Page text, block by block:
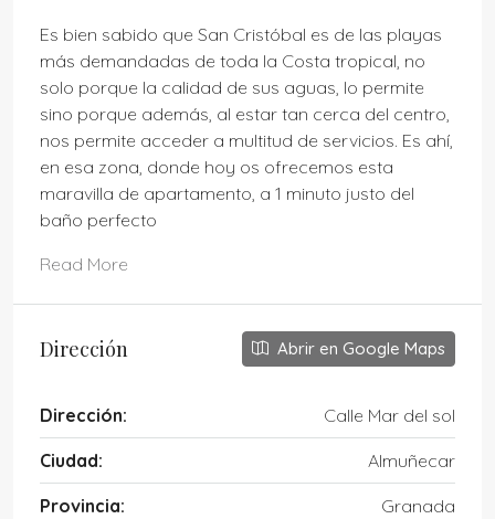
Es bien sabido que San Cristóbal es de las playas
más demandadas de toda la Costa tropical, no
solo porque la calidad de sus aguas, lo permite
sino porque además, al estar tan cerca del centro,
nos permite acceder a multitud de servicios. Es ahí,
en esa zona, donde hoy os ofrecemos esta
maravilla de apartamento, a 1 minuto justo del
baño perfecto
Read More
Dirección Abrir en Google Maps
Dirección: Calle Mar del sol
Ciudad: Almuñecar
Provincia: Granada